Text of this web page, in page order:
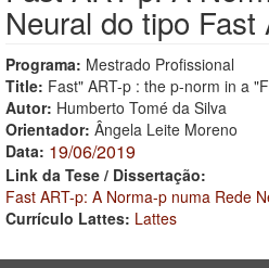
Neural do tipo Fast
Programa: Mestrado Profissional
Title: Fast" ART-p : the p-norm in a
Autor: Humberto Tomé da Silva
Orientador: Ângela Leite Moreno
Data: 19/06/2019
Link da Tese / Dissertação:
Fast ART-p: A Norma-p numa Rede
Currículo Lattes: Lattes